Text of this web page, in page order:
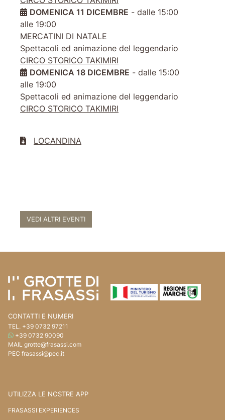
DOMENICA 11 DICEMBRE - dalle 15:00
alle 19:00
MERCATINI DI NATALE
Spettacoli ed animazione del leggendario
CIRCO STORICO TAKIMIRI
DOMENICA 18 DICEMBRE - dalle 15:00
alle 19:00
Spettacoli ed animazione del leggendario
CIRCO STORICO TAKIMIRI
LOCANDINA
VEDI ALTRI EVENTI
CONTATTI E NUMERI
TEL. +39 0732 97211
WHATSAPP
+39 0732 90090
MAIL grotte@frasassi.com
PEC frasassi@pec.it
UTILIZZA LE NOSTRE APP
FRASASSI EXPERIENCES